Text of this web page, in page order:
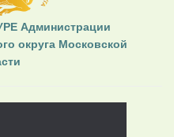
Администрации
округа Московской